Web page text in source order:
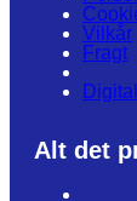
Vilkår
Fragt
Alt det